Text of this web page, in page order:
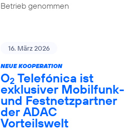
Betrieb genommen
16. März 2026
NEUE KOOPERATION
O2 Telefónica ist
exklusiver Mobilfunk-
und Festnetzpartner
der ADAC
Vorteilswelt